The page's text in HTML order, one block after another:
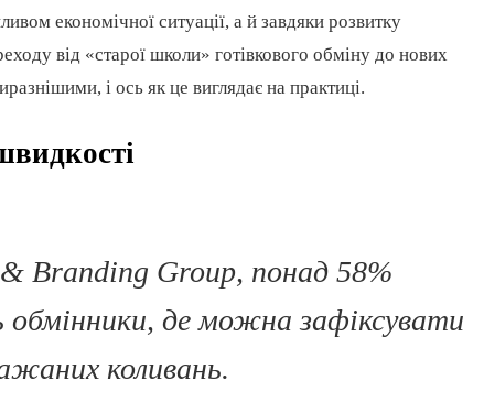
економічної ситуації, а й завдяки розвитку
від «старої школи» готівкового обміну до нових
і ось як це виглядає на практиці.
Branding Group, понад 58%
обмінники, де можна зафіксувати
коливань.